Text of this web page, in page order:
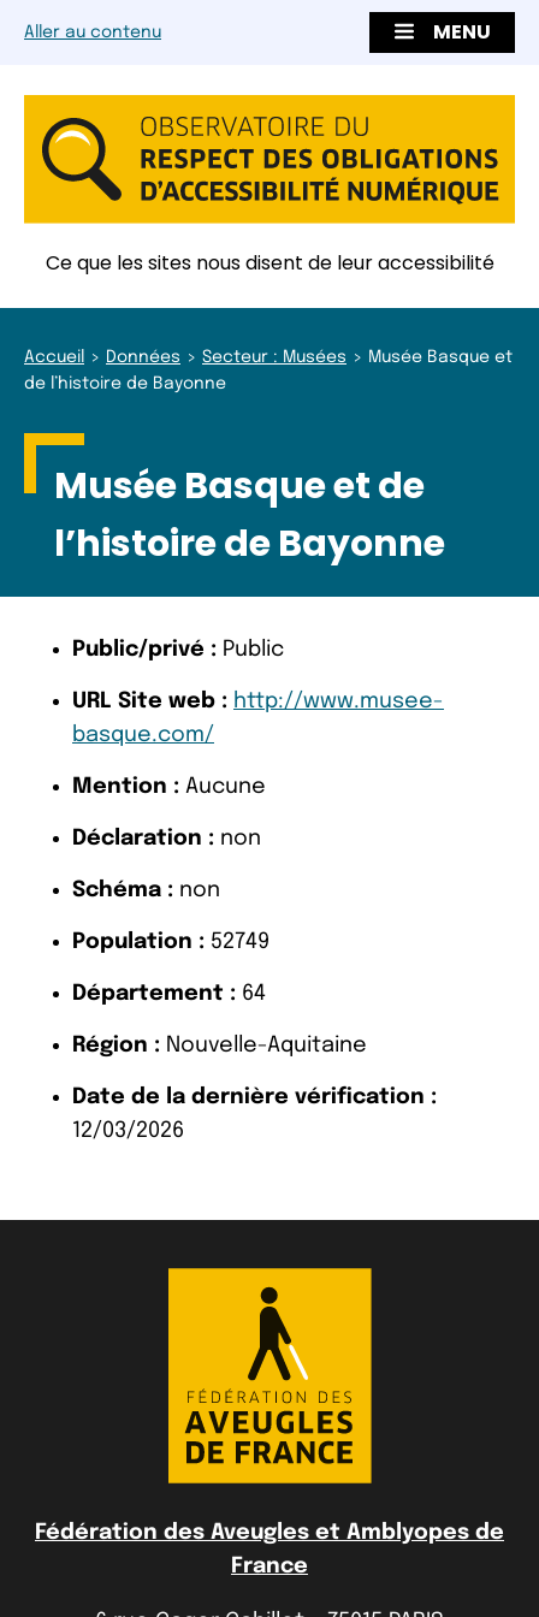
Aller au contenu MENU
Ce que les sites nous disent de leur accessibilité
Accueil Données Secteur : Musées
Musée Basque et
de l’histoire de Bayonne
Musée Basque et de
l’histoire de Bayonne
Public/privé : Public
URL Site web : http://www.musee-
basque.com/
Mention : Aucune
Déclaration : non
Schéma : non
Population : 52749
Département : 64
Région : Nouvelle-Aquitaine
Date de la dernière vérification :
12/03/2026
Fédération des Aveugles et Amblyopes de
France